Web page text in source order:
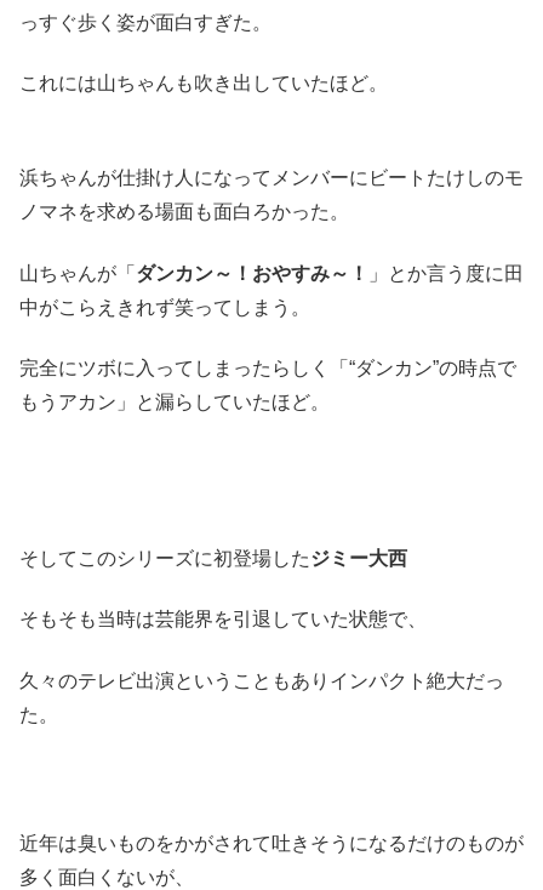
っすぐ歩く姿が面白すぎた。
これには山ちゃんも吹き出していたほど。
浜ちゃんが仕掛け人になってメンバーにビートたけしのモ
ノマネを求める場面も面白ろかった。
山ちゃんが「 ダンカン～！おやすみ～！
」とか言う度に田
中がこらえきれず笑ってしまう。
完全にツボに入ってしまったらしく「“ダンカン”の時点で
もうアカン」と漏らしていたほど。
そしてこのシリーズに初登場したジミー大西
そもそも当時は芸能界を引退していた状態で、
久々のテレビ出演ということもありインパクト絶大だっ
た。
近年は臭いものをかがされて吐きそうになるだけのものが
多く面白くないが、